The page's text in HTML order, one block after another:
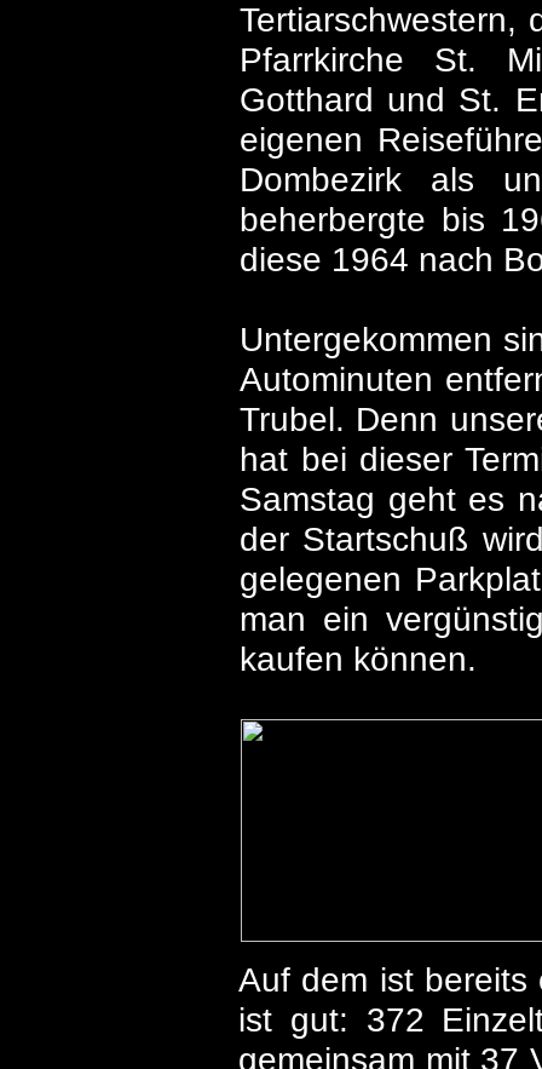
Tertiarschwestern,
Pfarrkirche St.
Gotthard und St.
eigenen
Dombezirk als
beherbergte bis
diese 1964 nach
Untergekommen
Autominuten
Trubel. Denn
hat bei dieser
Samstag geht es
der Startschuß
gelegenen
man ein
kaufen können.
Auf dem ist bereits
ist gut: 372
gemeinsam mit 37